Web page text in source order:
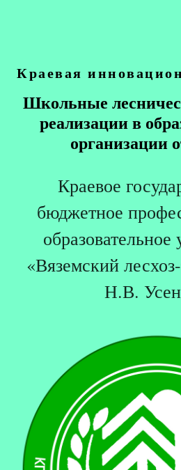
Краевая
Школьные
реализации в
организации
Краевое
бюджетное
«Вяземский
Н.В.